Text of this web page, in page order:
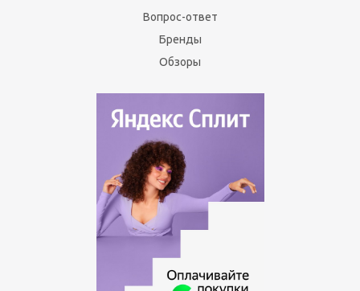
Вопрос-ответ
Бренды
Обзоры